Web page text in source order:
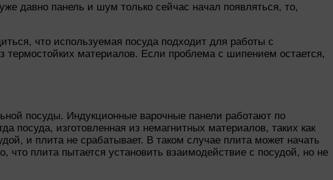
давно панель и шум только сейчас начал появляться, то,
что используемая посуда подходит для работы с
материалов. Если проблема с шипением остается,
посуды. Индукционные варочные панели работают по
изготовленная из немагнитных материалов, таких как
и плита не срабатывает. В таком случае плита может начать
что плита пытается установить взаимодействие с посудой, но не